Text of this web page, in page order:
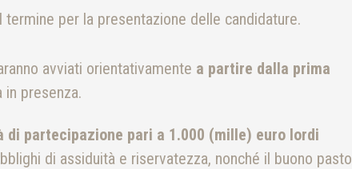
per la presentazione delle candidature.
avviati orientativamente a partire dalla prima
presenza.
di partecipazione pari a 1.000 (mille) euro lordi
di assiduità e riservatezza, nonché il buono pasto